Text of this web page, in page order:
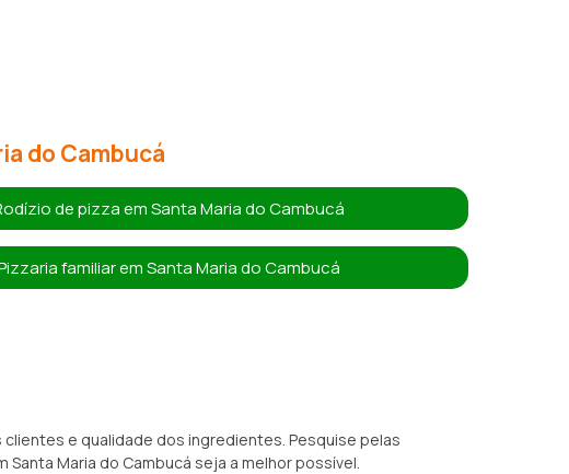
do Cambucá
de pizza em Santa Maria do Cambucá
familiar em Santa Maria do Cambucá
e qualidade dos ingredientes. Pesquise pelas
Maria do Cambucá seja a melhor possível.